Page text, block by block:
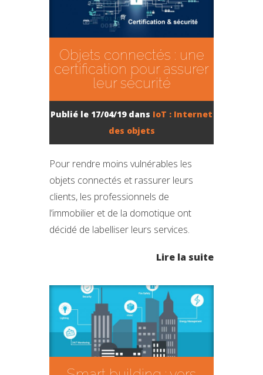
Objets connectés : une
certification pour assurer
leur sécurité
Publié le 17/04/19 dans IoT : Internet
des objets
Pour rendre moins vulnérables les
objets connectés et rassurer leurs
clients, les professionnels de
l’immobilier et de la domotique ont
décidé de labelliser leurs services.
Lire la suite